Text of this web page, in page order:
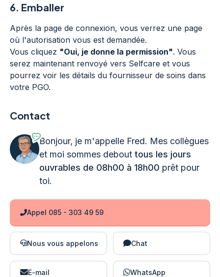
6. Emballer
Après la page de connexion, vous verrez une page
où l'autorisation vous est demandée.
Vous cliquez "Oui, je donne la permission". Vous
serez maintenant renvoyé vers Selfcare et vous
pourrez voir les détails du fournisseur de soins dans
votre PGO.
Contact
Bonjour, je m'appelle Fred. Mes collègues
et moi sommes debout tous les jours
ouvrables de 08h00 à 18h00 prêt pour
toi.
Appel 085 - 303 49 59
Nous vous appelons Chat
E-mail WhatsApp